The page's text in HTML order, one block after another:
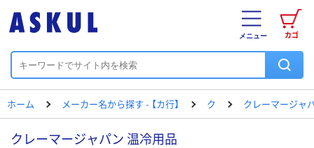
カゴ
メニュー
ホーム メーカー名から探す - 【カ行】 ク クレーマージャ
クレーマージャパン 温冷用品